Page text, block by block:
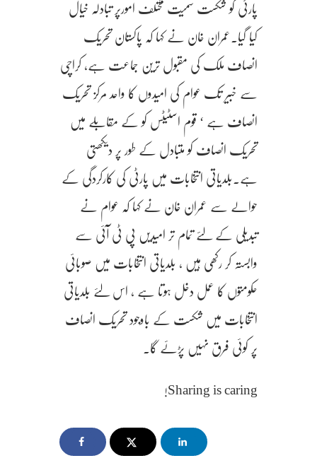
پارٹی کو شکست سمیت مختلف امورپر تبادلہ خیال
کیا گیا۔عمران خان نے کہا کہ پاکستان تحریک
انصاف ملک کی مقبول ترین جماعت ہے، کراچی
سے خبیر تک عوام کی امیدوں کا واحد مرکز تحریک
انصاف ہے ‘ قوم اسٹیٹس کو کے مقابلے میں
تحریک انصاف کو متبادل کے طور پر دیکھتی
ہے۔بلدیاتی انتخابات میں پارٹی کی کارکردگی کے
حوالے سے عمران خان نے کہا کہ عوام نے
تبدیلی کے لئے تمام تر امیدیں پی ٹی آئی سے
وابستہ کر رکھی ہیں ، بلدیاتی انتخابات میں صوبائی
حکومتوں کا عمل دخل ہوتا ہے ، اس لئے بلدیاتی
انتخابات میں شکست کے باوجود تحریک انصاف
پر کوئی فرق نہیں پڑئے گا۔
Sharing is caring!